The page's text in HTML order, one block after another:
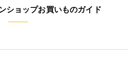
ショップお買いものガイド